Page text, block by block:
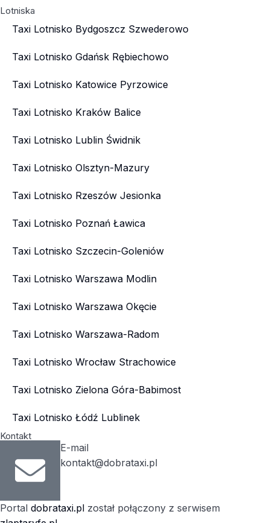
Lotniska
Taxi Lotnisko Bydgoszcz Szwederowo
Taxi Lotnisko Gdańsk Rębiechowo
Taxi Lotnisko Katowice Pyrzowice
Taxi Lotnisko Kraków Balice
Taxi Lotnisko Lublin Świdnik
Taxi Lotnisko Olsztyn-Mazury
Taxi Lotnisko Rzeszów Jesionka
Taxi Lotnisko Poznań Ławica
Taxi Lotnisko Szczecin-Goleniów
Taxi Lotnisko Warszawa Modlin
Taxi Lotnisko Warszawa Okęcie
Taxi Lotnisko Warszawa-Radom
Taxi Lotnisko Wrocław Strachowice
Taxi Lotnisko Zielona Góra-Babimost
Taxi Lotnisko Łódź Lublinek
Kontakt
E-mail
kontakt@dobrataxi.pl
Portal dobrataxi.pl został połączony z serwisem